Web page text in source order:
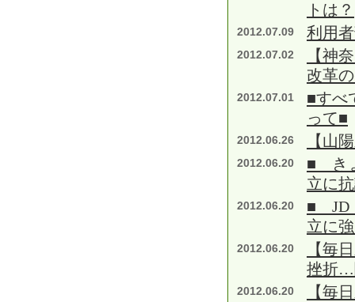
トは？
2012.07.09 利用
2012.07.02
【神
改革
2012.07.01
■すべ
って■
2012.06.26 【山
2012.06.20
■ き
立に
2012.06.20
■ JD
立に
2012.06.20
【毎
挫折…
2012.06.20
【毎